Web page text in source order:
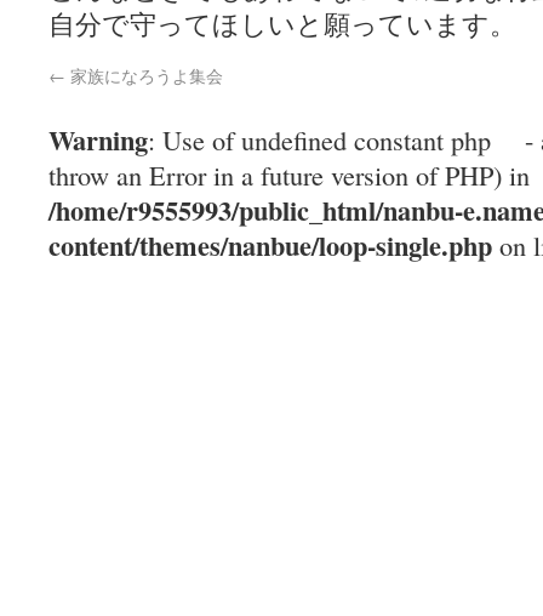
自分で守ってほしいと願っています。
← 家族になろうよ集会
Warning: Use of undefined constant php
throw an Error in a future version of PHP) in
/home/r9555993/public_html/nanbu-
content/themes/nanbue/loop-single.php on